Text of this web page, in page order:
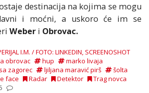
destinacija na kojima se mogu
i moćni, a uskoro će im se
Weber i Obrovac.
I.M. / FOTO: LINKEDIN, SCREENOSHOT
obrovac hup
marko livaja
zagorec ljiljana maravić pirš
šolta
face
Radar Detektor
Trag novca